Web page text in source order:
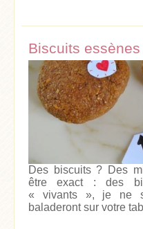
Biscuits
Des biscuits ? Des
être exact : des
« vivants », je ne
baladeront sur votre